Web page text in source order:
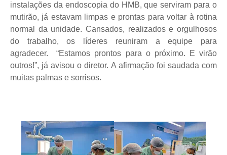
instalações da endoscopia do HMB, que serviram para o
mutirão, já estavam limpas e prontas para voltar à rotina
normal da unidade. Cansados, realizados e orgulhosos
do trabalho, os líderes reuniram a equipe para
agradecer. “Estamos prontos para o próximo. E virão
outros!”, já avisou o diretor. A afirmação foi saudada com
muitas palmas e sorrisos.